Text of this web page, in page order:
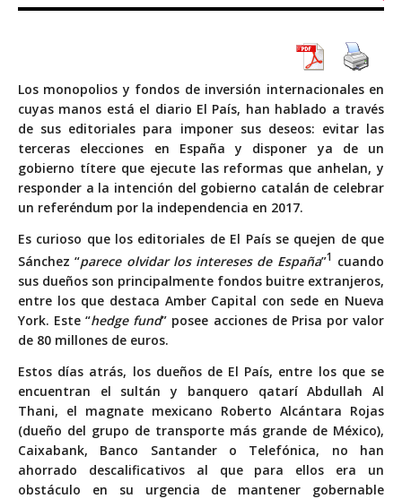
Los monopolios y fondos de inversión internacionales en
cuyas manos está el diario El País, han hablado a través
de sus editoriales para imponer sus deseos: evitar las
terceras elecciones en España y disponer ya de un
gobierno títere que ejecute las reformas que anhelan, y
responder a la intención del gobierno catalán de celebrar
un referéndum por la independencia en 2017.
Es curioso que los editoriales de El País se quejen de que
Sánchez “parece olvidar los intereses de España”1 cuando
sus dueños son principalmente fondos buitre extranjeros,
entre los que destaca Amber Capital con sede en Nueva
York. Este “hedge fund” posee acciones de Prisa por valor
de 80 millones de euros.
Estos días atrás, los dueños de El País, entre los que se
encuentran el sultán y banquero qatarí Abdullah Al
Thani, el magnate mexicano Roberto Alcántara Rojas
(dueño del grupo de transporte más grande de México),
Caixabank, Banco Santander o Telefónica, no han
ahorrado descalificativos al que para ellos era un
obstáculo en su urgencia de mantener gobernable